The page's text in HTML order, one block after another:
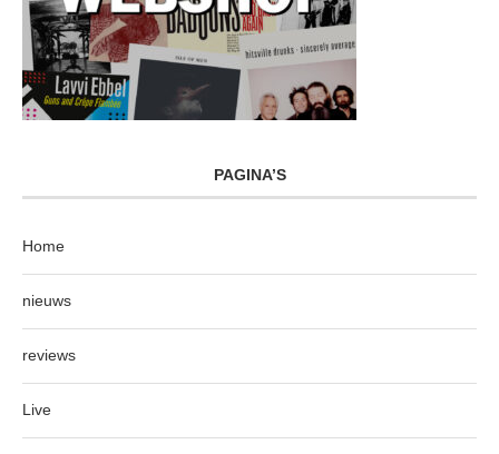
PAGINA’S
Home
nieuws
reviews
Live